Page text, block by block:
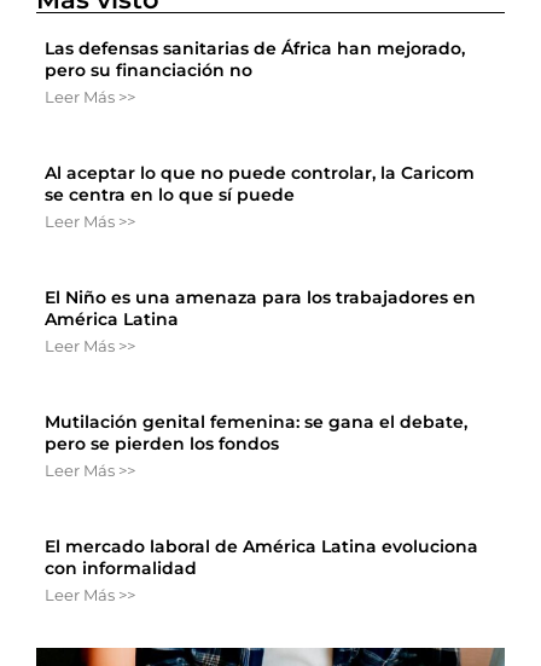
Las defensas sanitarias de África han mejorado,
pero su financiación no
Leer Más >>
Al aceptar lo que no puede controlar, la Caricom
se centra en lo que sí puede
Leer Más >>
El Niño es una amenaza para los trabajadores en
América Latina
Leer Más >>
Mutilación genital femenina: se gana el debate,
pero se pierden los fondos
Leer Más >>
El mercado laboral de América Latina evoluciona
con informalidad
Leer Más >>